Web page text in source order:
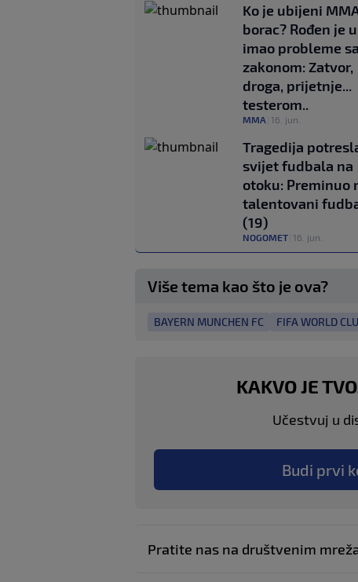
Ko je ubijeni
borac? Rođen je
imao probleme sa
zakonom: Zatvor,
droga, prijetnje...
testerom..
MMA 16. jun.
Tragedija
svijet fudbala na
otoku: Preminuo
talentovani
(19)
NOGOMET 16. jun.
Više tema kao što je ova?
BAYERN MUNCHEN FC FIFA WORLD
KAKVO JE
Učestvuj u
Budi prvi
Pratite nas na društvenim